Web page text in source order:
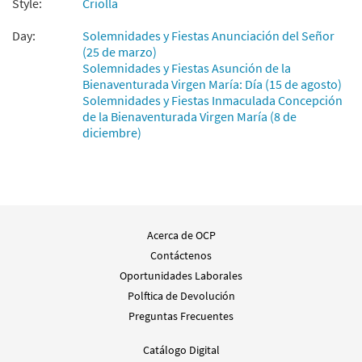
Agregar al carrito
Dios Te Salve, María [Acompañamiento
Teclado - Descargue]
from Spanish Missal Accompaniment
Muestra
Dios Te Salve, María [Acompañamiento
from Spanish Missal Accompaniment
DIGITAL
Agregar al carrito
Style:
Criolla
Day:
Solemnidades y Fiestas Anunciación del Señor
(25 de marzo)
Solemnidades y Fiestas Asunción de la
Bienaventurada Virgen María: Día (15 de agosto)
Solemnidades y Fiestas Inmaculada Concepción
de la Bienaventurada Virgen María (8 de
diciembre)
Acerca de OCP
Contáctenos
Oportunidades Laborales
Polftica de Devolución
Preguntas Frecuentes
Catálogo Digital